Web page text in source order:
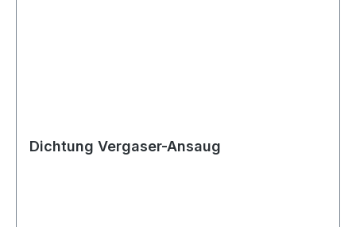
Dichtung Vergaser-Ansaug